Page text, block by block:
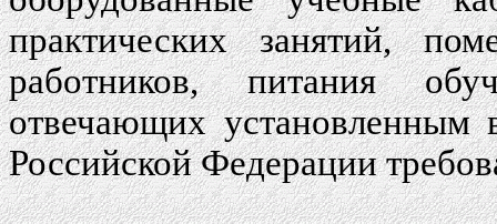
практических занятий,
работников, питания
отвечающих установленным
Российской Федерации